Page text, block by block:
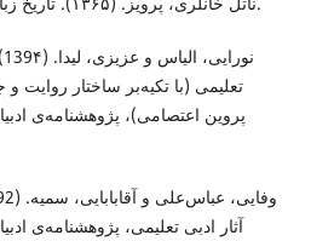
ﺗﻌﻠﯿﻤﯽ (ﺑﺎ تکیه‌بر ﺳﺎﺧﺘﺎر رواﯾﺖ